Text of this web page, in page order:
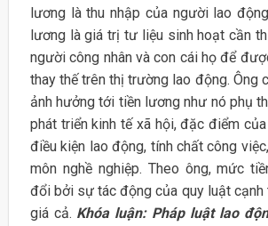
lương là thu nhập của người lao
lương là giá trị tư liệu sinh hoạt cần
người công nhân và con cái họ để
thay thế trên thị trường lao động. Ông
ảnh hưởng tới tiền lương như nó phụ
phát triển kinh tế xã hội, đặc điểm
điều kiện lao động, tính chất công
môn nghề nghiệp. Theo ông, mức
đổi bởi sự tác động của quy luật cạnh
giá cả. Khóa luận: Pháp luật lao